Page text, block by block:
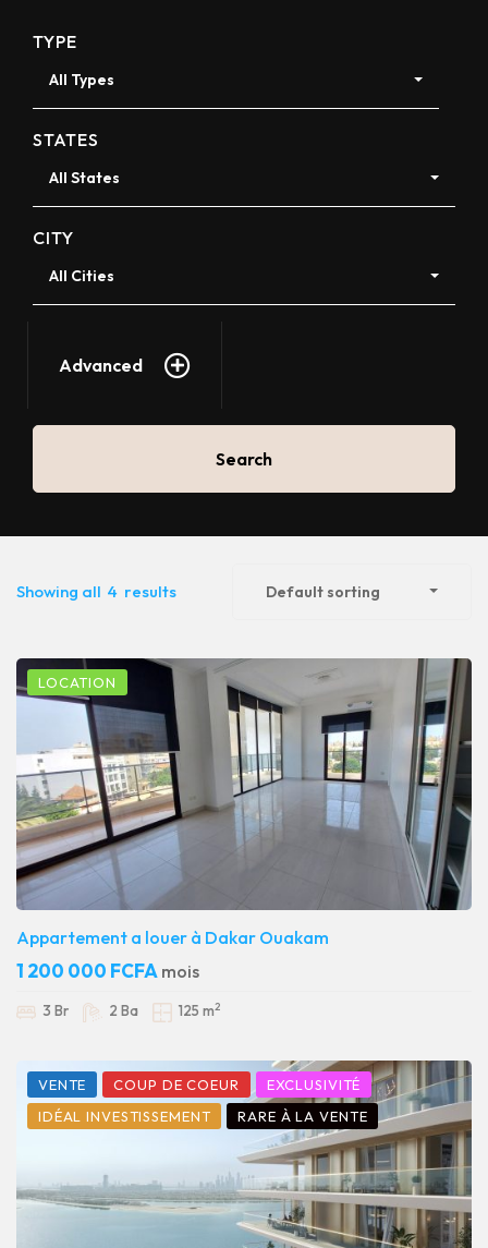
TYPE
All Types
STATES
All States
CITY
All Cities
Advanced
Search
Showing all 4 results Default sorting
LOCATION
Appartement a louer à Dakar Ouakam
1 200 000 FCFA mois
3 Br 2 Ba 125 m2
VENTE COUP DE COEUR
EXCLUSIVITÉ
IDÉAL INVESTISSEMENT
RARE À LA VENTE